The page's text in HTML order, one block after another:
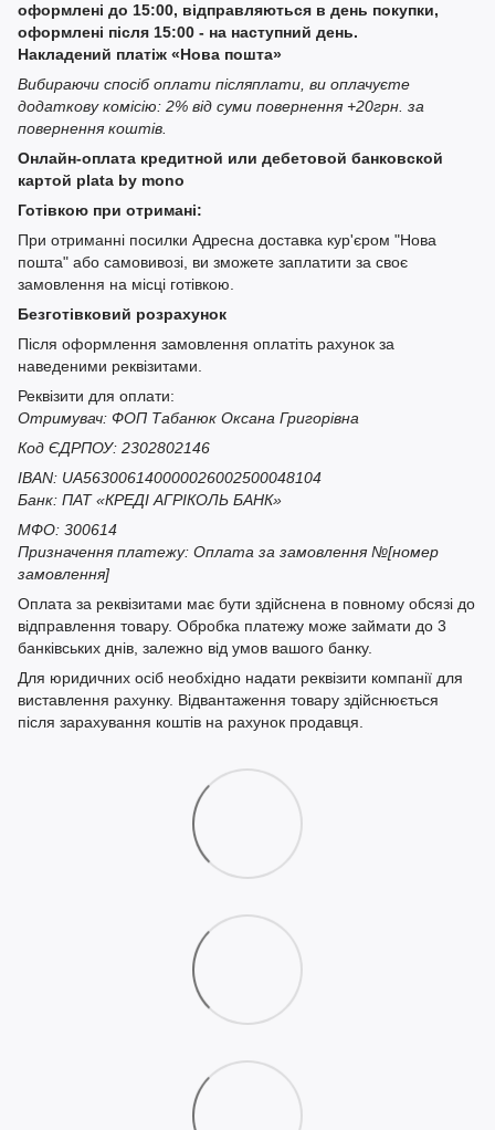
оформлені до 15:00, відправляються в день покупки,
оформлені після 15:00 - на наступний день.
Накладений платіж «Нова пошта»
Вибираючи спосіб оплати післяплати, ви оплачуєте
додаткову комісію: 2% від суми повернення +20грн. за
повернення коштів.
Онлайн-оплата кредитной или дебетовой банковской
картой plata by mono
Готівкою при отримані:
При отриманні посилки Адресна доставка кур'єром "Нова
пошта" або самовивозі, ви зможете заплатити за своє
замовлення на місці готівкою.
Безготівковий розрахунок
Після оформлення замовлення оплатіть рахунок за
наведеними реквізитами.
Реквізити для оплати:
Отримувач: ФОП Табанюк Оксана Григорівна
Код ЄДРПОУ: 2302802146
IBAN: UA563006140000026002500048104
Банк: ПАТ «КРЕДІ АГРІКОЛЬ БАНК»
МФО: 300614
Призначення платежу: Оплата за замовлення №[номер
замовлення]
Оплата за реквізитами має бути здійснена в повному обсязі до
відправлення товару. Обробка платежу може займати до 3
банківських днів, залежно від умов вашого банку.
Для юридичних осіб необхідно надати реквізити компанії для
виставлення рахунку. Відвантаження товару здійснюється
після зарахування коштів на рахунок продавця.